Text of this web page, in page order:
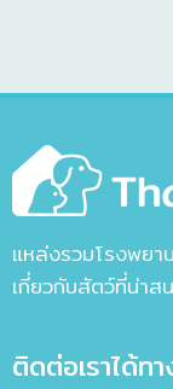
แหล่งรวมโรงพย
เกี่ยวกับสัตว์ที่น่าส
ติดต่อเราได้ท